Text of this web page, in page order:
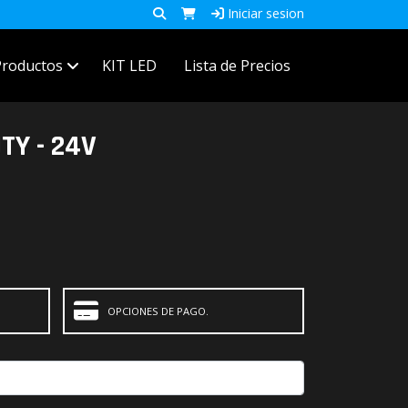
Iniciar sesion
KIT LED Lista de Precios
- 24V
OPCIONES DE PAGO.